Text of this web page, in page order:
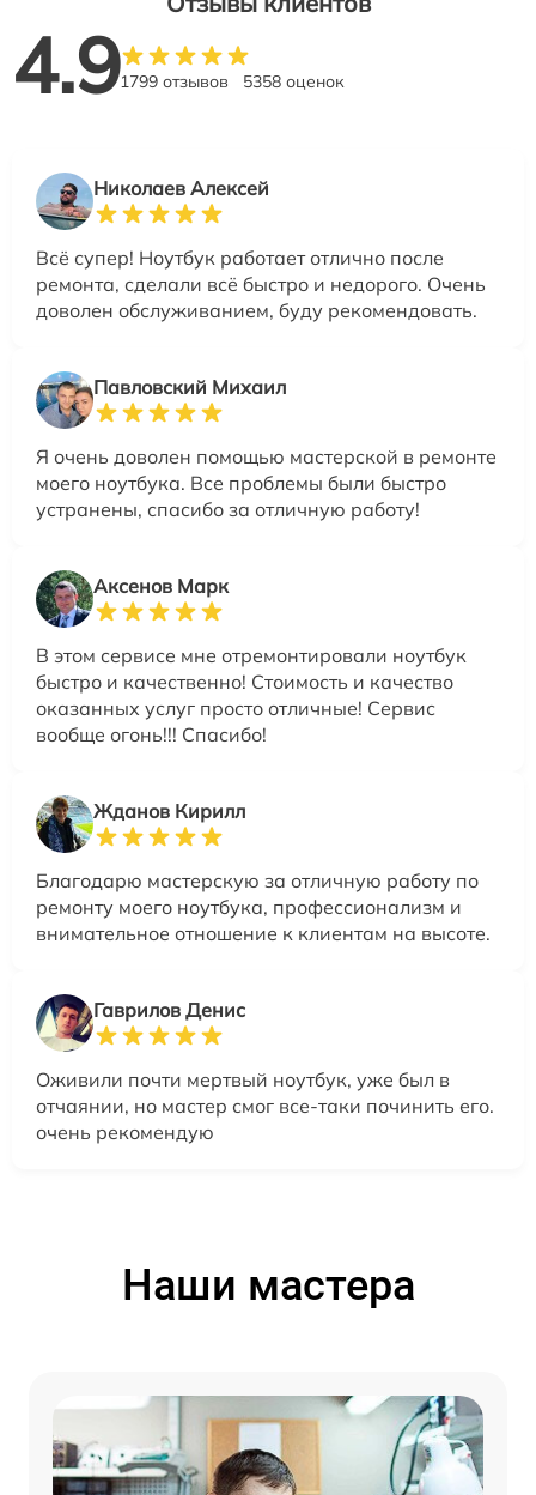
4.91799 отзывов 5358 оценок
Николаев Алексей
Всё супер! Ноутбук работает отлично после
ремонта, сделали всё быстро и недорого. Очень
доволен обслуживанием, буду рекомендовать.
Павловский Михаил
Я очень доволен помощью мастерской в ремонте
моего ноутбука. Все проблемы были быстро
устранены, спасибо за отличную работу!
Аксенов Марк
В этом сервисе мне отремонтировали ноутбук
быстро и качественно! Стоимость и качество
оказанных услуг просто отличные! Сервис
вообще огонь!!! Спасибо!
Жданов Кирилл
Благодарю мастерскую за отличную работу по
ремонту моего ноутбука, профессионализм и
внимательное отношение к клиентам на высоте.
Гаврилов Денис
Оживили почти мертвый ноутбук, уже был в
отчаянии, но мастер смог все-таки починить его.
очень рекомендую
Наши мастера